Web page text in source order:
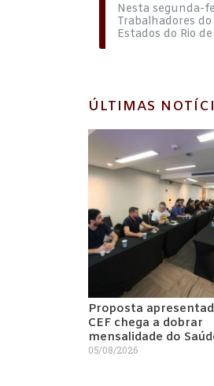
Nesta segunda-
Trabalhadores
Estados do Rio de
ÚLTIMAS
Proposta
CEF chega a dobrar
mensalidade do
05/08/2026